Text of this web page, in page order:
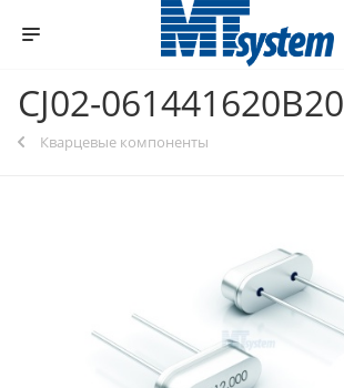
CJ02-061441620B20
Кварцевые компоненты